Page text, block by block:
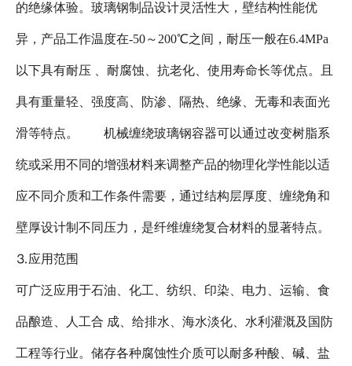
的绝缘体验。玻璃钢制品设计灵活性大，壁结构性能优
异，产品工作温度在-50～200℃之间，耐压一般在6.4MPa
以下具有耐压 、耐腐蚀、抗老化、使用寿命长等优点。且
具有重量轻、强度高、防渗、隔热、绝缘、无毒和表面光
滑等特点。 机械缠绕玻璃钢容器可以通过改变树脂系
统或采用不同的增强材料来调整产品的物理化学性能以适
应不同介质和工作条件需要，通过结构层厚度、缠绕角和
壁厚设计制不同压力，是纤维缠绕复合材料的显著特点。
⒊应用范围
可广泛应用于石油、化工、纺织、印染、电力、运输、食
品酿造、人工合 成、给排水、海水淡化、水利灌溉及国防
工程等行业。储存各种腐蚀性介质可以耐多种酸、碱、盐